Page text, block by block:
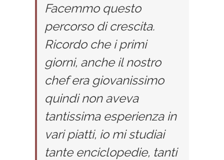
Facemmo questo
percorso di crescita.
Ricordo che i primi
giorni, anche il nostro
chef era giovanissimo
quindi non aveva
tantissima esperienza in
vari piatti, io mi studiai
tante enciclopedie, tanti